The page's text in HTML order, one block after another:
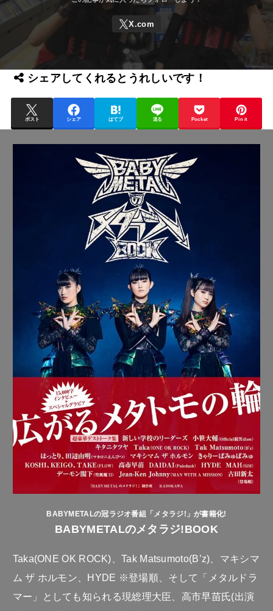
シェアしてくれるとうれしいです！
ポスト シェア はてブ 送る Pocket Pin it
BABYMETALの冠ラジオ番組「メタラジ!」が書籍化!
BABYMETALのメタラジ!BOOK
Taka(ONE OK ROCK)、Tak Matsumoto(B’z)、マキシマ
ム ザ ホルモン、HYDE ※登場順、そして「メタルドラ
マー」としても知られる現総理大臣、高市早苗氏(出演